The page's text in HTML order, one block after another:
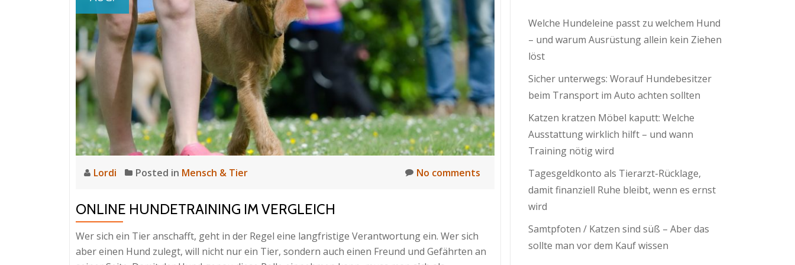
Lordi Posted in Mensch & Tier No comments
ONLINE HUNDETRAINING IM VERGLEICH
Wer sich ein Tier anschafft, geht in der Regel eine langfristige Verantwortung ein. Wer sich
aber einen Hund zulegt, will nicht nur ein Tier, sondern auch einen Freund und Gefährten an
Welche Hundeleine passt zu welchem Hund
– und warum Ausrüstung allein kein Ziehen
löst
Sicher unterwegs: Worauf Hundebesitzer
beim Transport im Auto achten sollten
Katzen kratzen Möbel kaputt: Welche
Ausstattung wirklich hilft – und wann
Training nötig wird
Tagesgeldkonto als Tierarzt-Rücklage,
damit finanziell Ruhe bleibt, wenn es ernst
wird
Samtpfoten / Katzen sind süß – Aber das
sollte man vor dem Kauf wissen